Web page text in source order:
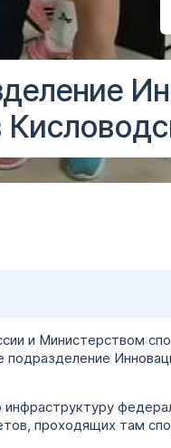
и Министерством
проходящих там